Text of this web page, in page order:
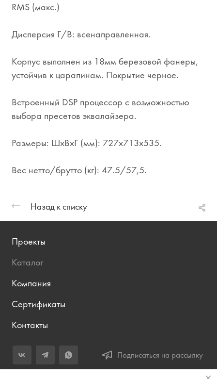
RMS (макс.)
Дисперсия Г/В: всенаправленная.
Корпус выполнен из 18мм березовой фанеры,
устойчив к царапинам. Покрытие черное.
Встроенный DSP процессор с возможностью
выбора пресетов эквалайзера.
Размеры: ШхВхГ (мм): 727х713х535.
Вес нетто/брутто (кг): 47.5/57,5.
Назад к списку
Проекты
Каталог
Компания
Сертификаты
Контакты
Подписаться на рассылку